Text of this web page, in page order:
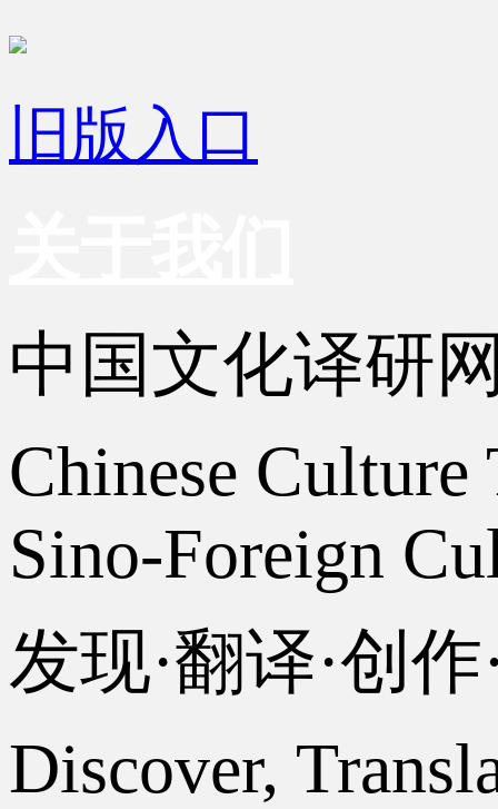
旧版入口
中国文化译研
Chinese
Sino-Foreign
发现·翻译·创
Discover,